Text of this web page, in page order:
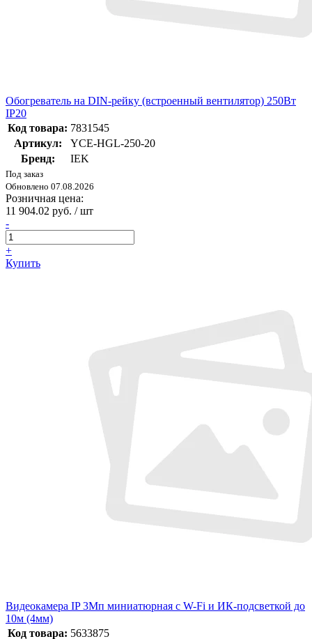
Обогреватель на DIN-рейку (встроенный вентилятор) 250Вт
IP20
Код товара: 7831545
Артикул:
YCE-HGL-250-20
Бренд:
IEK
Под заказ
Обновлено 07.08.2026
Розничная цена:
11 904.02 руб. / шт
-
+
Купить
Видеокамера IP 3Мп миниатюрная с W-Fi и ИК-подсветкой до
10м (4мм)
Код товара: 5633875